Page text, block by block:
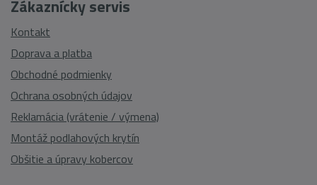
Zákaznícky servis
Kontakt
Doprava a platba
Obchodné podmienky
Ochrana osobných údajov
Reklamácia (vrátenie / výmena)
Montáž podlahových krytín
Obšitie a úpravy kobercov